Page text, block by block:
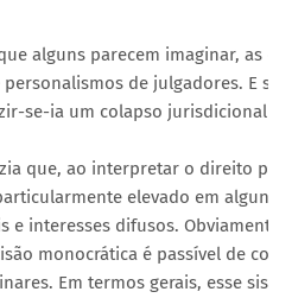
alguns parecem imaginar, as
de julgadores. E
se-ia um colapso jurisdicional
que, ao interpretar o direito
elevado em
e interesses difusos.
monocrática é passível de
Em termos gerais, esse